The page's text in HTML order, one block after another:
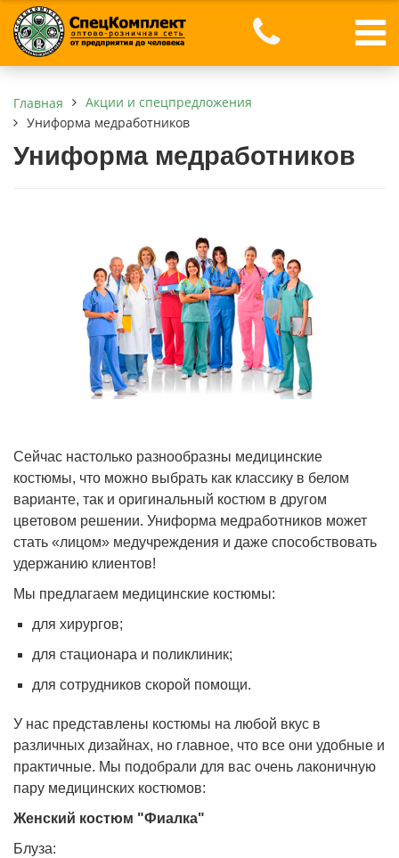
Главная
Акции и спецпредложения
Униформа медработников
Униформа медработников
Сейчас настолько разнообразны медицинские
костюмы, что можно выбрать как классику в белом
варианте, так и оригинальный костюм в другом
цветовом решении. Униформа медработников может
стать «лицом» медучреждения и даже способствовать
удержанию клиентов!
Мы предлагаем медицинские костюмы:
для хирургов;
для стационара и поликлиник;
для сотрудников скорой помощи.
У нас представлены костюмы на любой вкус в
различных дизайнах, но главное, что все они удобные и
практичные. Мы подобрали для вас очень лаконичную
пару медицинских костюмов:
Женский костюм "Фиалка"
Блуза: